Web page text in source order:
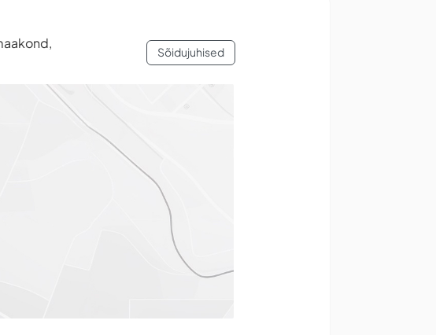
Sõidujuhised